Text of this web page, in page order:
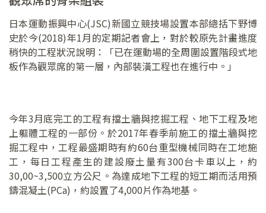
日本運動振興中心(JSC)新國立競技場設置本部總括下野博
史於今(2018)年1月的定期記者會上，對於較原先計畫進度
稍快的工程狀況說明：「已在運動場的全周圍設置階段式地
板作為觀眾席的第一層，內部裝潢工程也在進行中。」
今年3月底完工的工程有擋土牆與挖掘工程、地下工程及地
上軀體工程的一部份。於2017年春季前施工的擋土牆與挖
掘工程中，工程最盛期時有約60台重型機械同時在工地施
工，每日工程產生的建設廢土量有300台卡車以上，約
30,00~3,500立方公尺。為達成地下工程的短工期而活用預
鑄混凝土(PCa)，約設置了4,000片作為地基。